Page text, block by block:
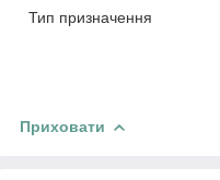
Тип призначення
Приховати